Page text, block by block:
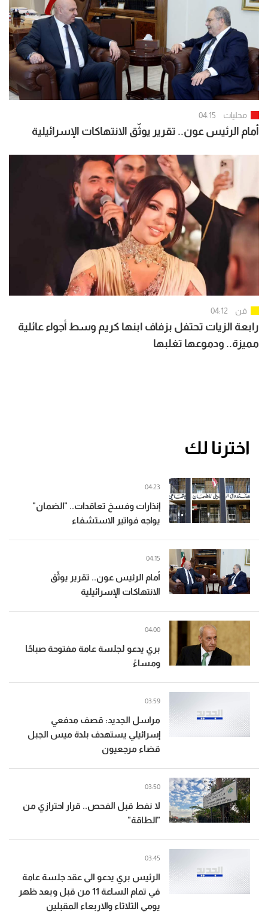
محليات 04:15
أمام الرئيس عون.. تقرير يوثّق الانتهاكات الإسرائيلية
فن 04:12
رابعة الزيات تحتفل بزفاف ابنها كريم وسط أجواء عائلية
مميزة.. ودموعها تغلبها
اخترنا لك
إنذارات وفسخ تعاقدات.. "الضمان"
يواجه فواتير الاستشفاء
04:23
أمام الرئيس عون.. تقرير يوثّق
الانتهاكات الإسرائيلية
04:15
بري يدعو لجلسة عامة مفتوحة صباحًا
ومساءً
04:00
مراسل الجديد: قصف مدفعي
إسرائيلي يستهدف بلدة ميس الجبل
قضاء مرجعيون
03:59
لا نفط قبل الفحص.. قرار احترازي من
"الطاقة"
03:50
الرئيس بري يدعو الى عقد جلسة عامة
في تمام الساعة 11 من قبل وبعد ظهر
يومي الثلاثاء والاربعاء المقبلين
03:45